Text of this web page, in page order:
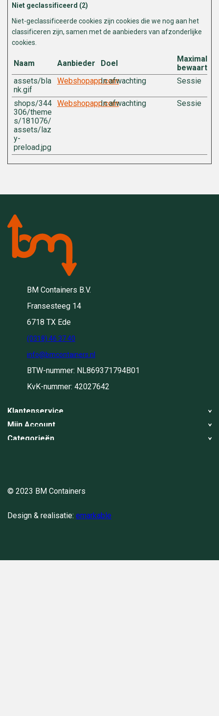
Niet geclassificeerd (2)
Niet-geclassificeerde cookies zijn cookies die we nog aan het
classificeren zijn, samen met de aanbieders van afzonderlijke
cookies.
Naam Aanbieder Doel
Maximale
assets/bla
nk.gif
Webshopapp.comIn afwachting Sessie
shops/344
306/theme
s/181076/
assets/laz
y-
preload.jpg
Webshopapp.comIn afwachting Sessie
BM Containers B.V.
Fransesteeg 14
6718 TX Ede
(0318) 46 37 40
info@bmcontainers.nl
BTW-nummer: NL869371794B01
KvK-nummer: 42027642
Klantenservice
Over ons
Algemene voorwaarden
Mijn Account
Registreren
Categorieën
Container wisselen
Container huren in de buurt
© 2023 BM Containers
Design & realisatie: emarkable